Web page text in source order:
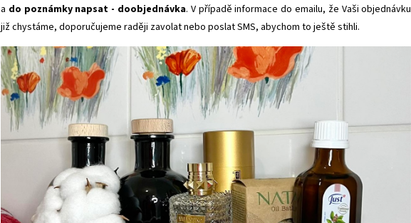
a do poznámky napsat - doobjednávka. V případě informace do emailu, že Vaši objednávku
již chystáme, doporučujeme raději zavolat nebo poslat SMS, abychom to ještě stihli.